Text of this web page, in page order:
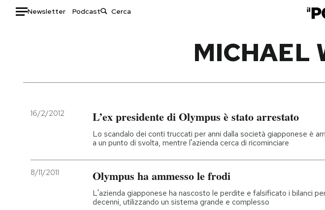
Newsletter Podcast
Italia
Politica
Cultura
Moda
Ok Boomer!
Altrecose
Mondiali calcio 2026
MICHAEL
16/2/2012 L’ex presidente di Olympus è stato arrestato
Lo scandalo dei conti truccati per anni dalla società giapponese è
a un punto di svolta, mentre l'azienda cerca di ricominciare
8/11/2011 Olympus ha ammesso le frodi
L'azienda giapponese ha nascosto le perdite e falsificato i bilanci
decenni, utilizzando un sistema grande e complesso